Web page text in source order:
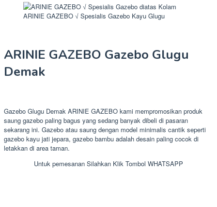
ARINIE GAZEBO √ Spesialis Gazebo Kayu Glugu
ARINIE GAZEBO Gazebo Glugu
Demak
Gazebo Glugu Demak ARINIE GAZEBO kami mempromosikan produk
saung gazebo paling bagus yang sedang banyak dibeli di pasaran
sekarang ini. Gazebo atau saung dengan model minimalis cantik seperti
gazebo kayu jati jepara, gazebo bambu adalah desain paling cocok di
letakkan di area taman.
Untuk pemesanan Silahkan Klik Tombol WHATSAPP